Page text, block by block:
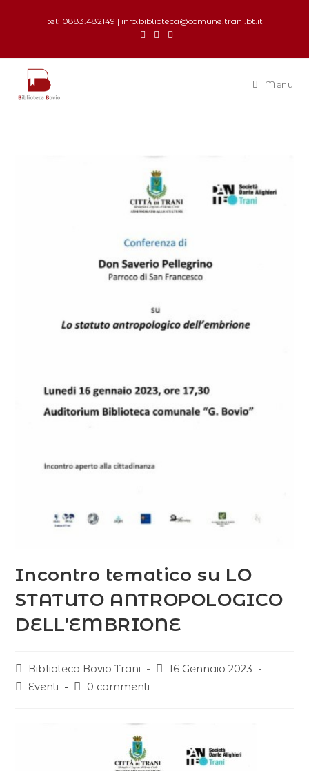
tel: 0883.482149 | info.biblioteca@comune.trani.bt.it
Menu
Incontro tematico su LO
STATUTO ANTROPOLOGICO
DELL’EMBRIONE
Biblioteca Bovio Trani
16 Gennaio 2023
Eventi
0 commenti